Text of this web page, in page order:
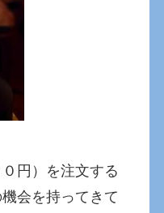
円）を注文する
会を持ってきて